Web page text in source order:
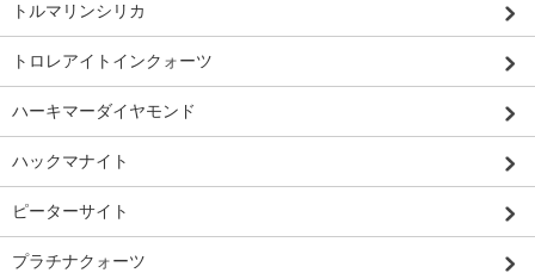
トルマリンシリカ
トロレアイトインクォーツ
ハーキマーダイヤモンド
ハックマナイト
ピーターサイト
プラチナクォーツ